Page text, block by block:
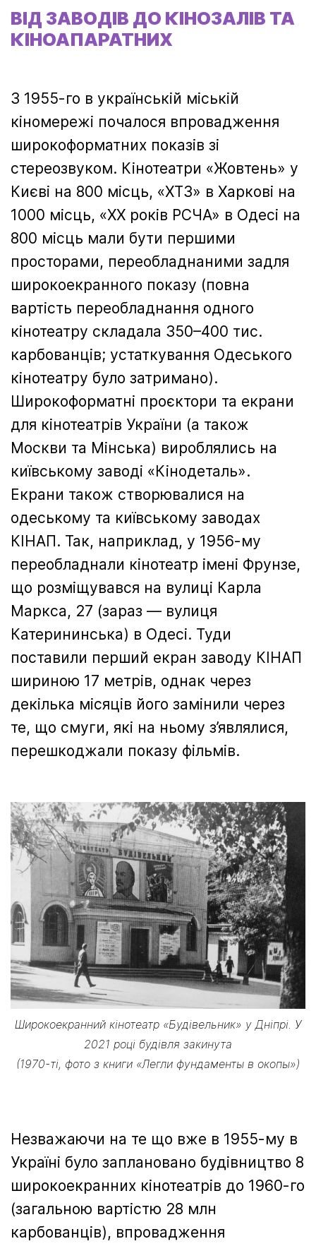
ВІД ЗАВОДІВ ДО КІНОЗАЛІВ ТА
КІНОАПАРАТНИХ
З 1955-го в українській міській
кіномережі почалося впровадження
широкоформатних показів зі
стереозвуком. Кінотеатри «Жовтень» у
Києві на 800 місць, «ХТЗ» в Харкові на
1000 місць, «ХХ років РСЧА» в Одесі на
800 місць мали бути першими
просторами, переобладнаними задля
широкоекранного показу (повна
вартість переобладнання одного
кінотеатру складала 350–400 тис.
карбованців; устаткування Одеського
кінотеатру було затримано).
Широкоформатні проєктори та екрани
для кінотеатрів України (а також
Москви та Мінська) вироблялись на
київському заводі «Кінодеталь».
Екрани також створювалися на
одеському та київському заводах
КІНАП. Так, наприклад, у 1956-му
переобладнали кінотеатр імені Фрунзе,
що розміщувався на вулиці Карла
Маркса, 27 (зараз — вулиця
Катерининська) в Одесі. Туди
поставили перший екран заводу КІНАП
шириною 17 метрів, однак через
декілька місяців його замінили через
те, що смуги, які на ньому з’являлися,
перешкоджали показу фільмів.
Широкоекранний кінотеатр «Будівельник» у Дніпрі. У
2021 році будівля закинута
(1970-ті, фото з книги «Легли фундаменты в окопы»)
Незважаючи на те що вже в 1955-му в
Україні було заплановано будівництво 8
широкоекранних кінотеатрів до 1960-го
(загальною вартістю 28 млн
карбованців), впровадження